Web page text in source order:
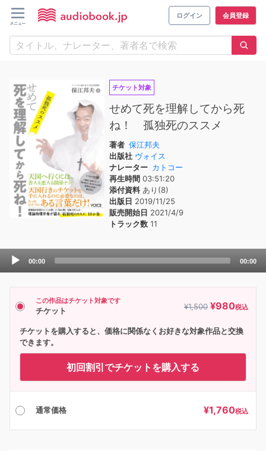
ログイン 会員登録
チケット対象
せめて死を理解してから死
ね！ 孤独死のススメ
著者 保江邦夫
出版社 ヴォイス
ナレーター カトコー
再生時間 03:51:20
添付資料あり(8)
出版日 2019/11/25
販売開始日 2021/4/9
トラック数 11
Audio
00:00 00:00
この作品はチケット対象です
チケット ¥1,500 ¥980税込
チケットを購入すると、価格に関係なくお好きな対象作品と交換
できます。
初回割引でチケットを購入する
通常価格 ¥1,760税込